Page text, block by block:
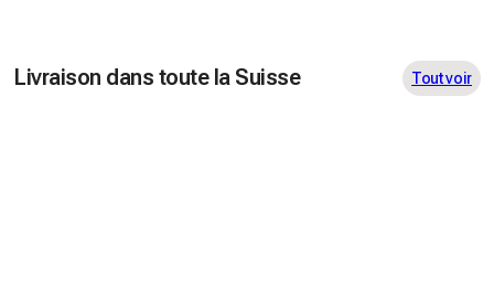
Livraison dans toute la Suisse Tout voir